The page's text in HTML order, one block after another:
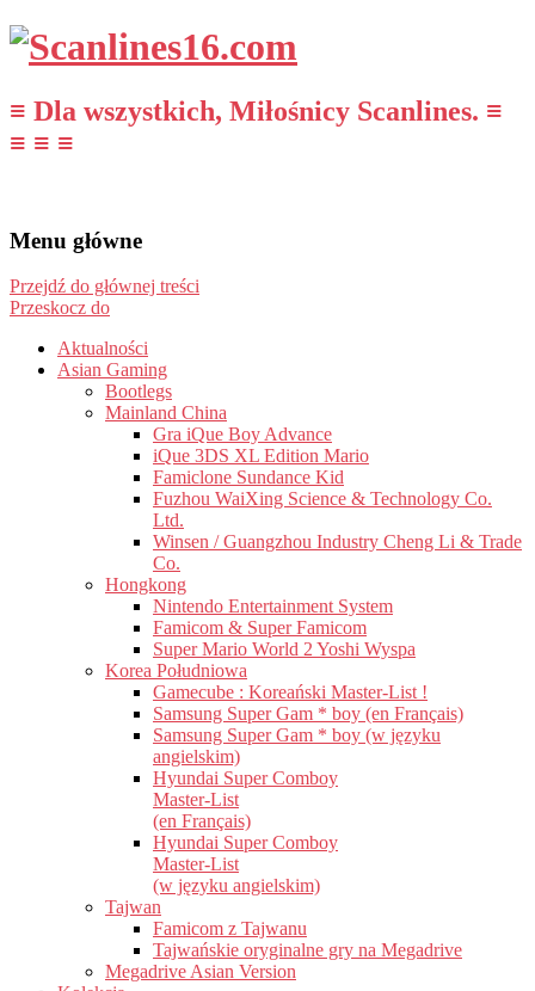
≡ Dla wszystkich, Miłośnicy Scanlines. ≡
≡ ≡ ≡
Menu główne
Przejdź do głównej treści
Przeskocz do
Aktualności
Asian Gaming
Bootlegs
Mainland China
Gra iQue Boy Advance
iQue 3DS XL Edition Mario
Famiclone Sundance Kid
Fuzhou WaiXing Science & Technology Co.
Ltd.
Winsen / Guangzhou Industry Cheng Li & Trade
Co.
Hongkong
Nintendo Entertainment System
Famicom & Super Famicom
Super Mario World 2 Yoshi Wyspa
Korea Południowa
Gamecube : Koreański Master-List !
Samsung Super Gam * boy (en Français)
Samsung Super Gam * boy (w języku
angielskim)
Hyundai Super Comboy
Master-List
(en Français)
Hyundai Super Comboy
Master-List
(w języku angielskim)
Tajwan
Famicom z Tajwanu
Tajwańskie oryginalne gry na Megadrive
Megadrive Asian Version